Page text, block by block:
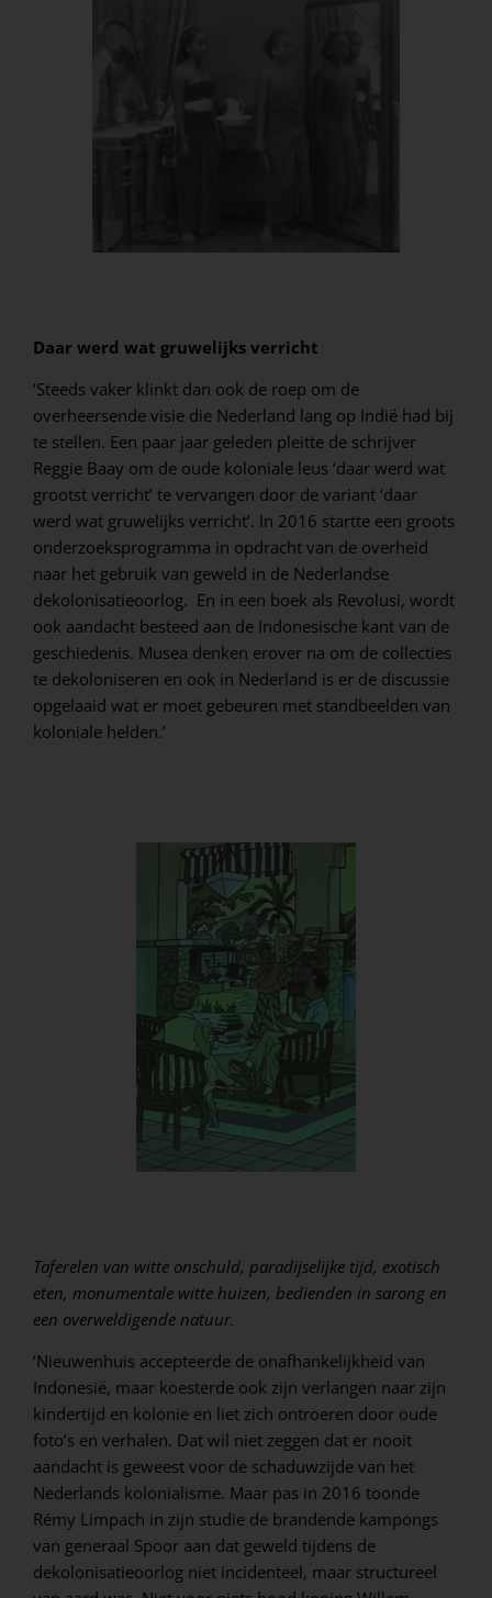
Daar werd wat gruwelijks verricht
‘Steeds vaker klinkt dan ook de roep om de
overheersende visie die Nederland lang op Indië had bij
te stellen. Een paar jaar geleden pleitte de schrijver
Reggie Baay om de oude koloniale leus ‘daar werd wat
grootst verricht’ te vervangen door de variant ‘daar
werd wat gruwelijks verricht’. In 2016 startte een groots
onderzoeksprogramma in opdracht van de overheid
naar het gebruik van geweld in de Nederlandse
dekolonisatieoorlog. En in een boek als Revolusi, wordt
ook aandacht besteed aan de Indonesische kant van de
geschiedenis. Musea denken erover na om de collecties
te dekoloniseren en ook in Nederland is er de discussie
opgelaaid wat er moet gebeuren met standbeelden van
koloniale helden.’
Taferelen van witte onschuld, paradijselijke tijd, exotisch
eten, monumentale witte huizen, bedienden in sarong en
een overweldigende natuur.
‘Nieuwenhuis accepteerde de onafhankelijkheid van
Indonesië, maar koesterde ook zijn verlangen naar zijn
kindertijd en kolonie en liet zich ontroeren door oude
foto’s en verhalen. Dat wil niet zeggen dat er nooit
aandacht is geweest voor de schaduwzijde van het
Nederlands kolonialisme. Maar pas in 2016 toonde
Rémy Limpach in zijn studie de brandende kampongs
van generaal Spoor aan dat geweld tijdens de
dekolonisatieoorlog niet incidenteel, maar structureel